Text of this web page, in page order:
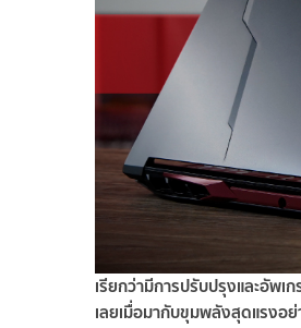
เรียกว่ามีการปรับปรุงและอัพเ
เลยเมื่อมากับขุมพลังสุดแรงอย่